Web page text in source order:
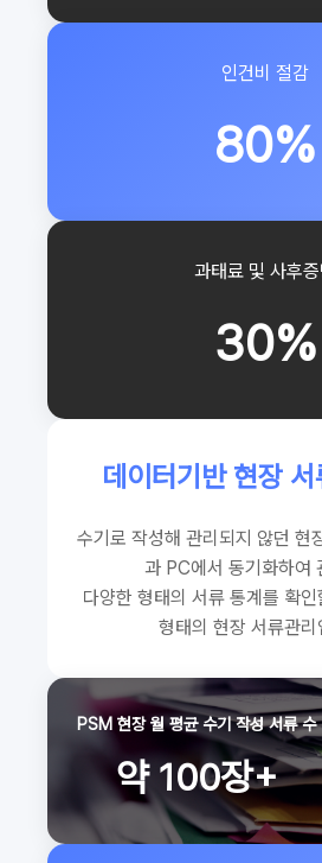
인건비 절감
80%
과태료 및 사후증
30%
데이터기반 현장
수기로 작성해 관리되지 않던 현
과 PC에서 동기화하여
다양한 형태의 서류 통계를 확
형태의 현장 서류관리
PSM 현장 월 평균 수기 작성 서류 수
약 100장+